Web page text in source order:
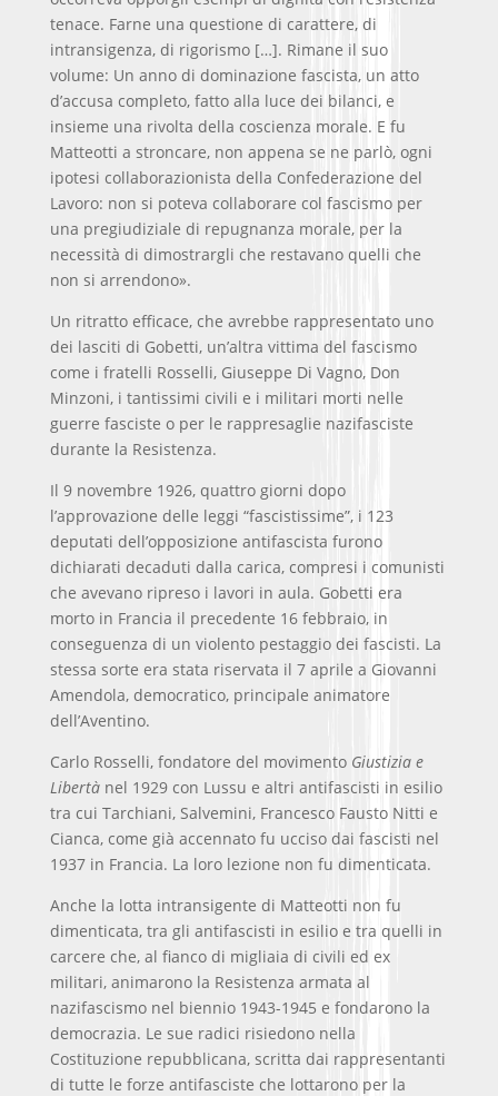
tenace. Farne una questione di carattere, di
intransigenza, di rigorismo […]. Rimane il suo
volume: Un anno di dominazione fascista, un atto
d’accusa completo, fatto alla luce dei bilanci, e
insieme una rivolta della coscienza morale. E fu
Matteotti a stroncare, non appena se ne parlò, ogni
ipotesi collaborazionista della Confederazione del
Lavoro: non si poteva collaborare col fascismo per
una pregiudiziale di repugnanza morale, per la
necessità di dimostrargli che restavano quelli che
non si arrendono».
Un ritratto efficace, che avrebbe rappresentato uno
dei lasciti di Gobetti, un’altra vittima del fascismo
come i fratelli Rosselli, Giuseppe Di Vagno, Don
Minzoni, i tantissimi civili e i militari morti nelle
guerre fasciste o per le rappresaglie nazifasciste
durante la Resistenza.
Il 9 novembre 1926, quattro giorni dopo
l’approvazione delle leggi “fascistissime”, i 123
deputati dell’opposizione antifascista furono
dichiarati decaduti dalla carica, compresi i comunisti
che avevano ripreso i lavori in aula. Gobetti era
morto in Francia il precedente 16 febbraio, in
conseguenza di un violento pestaggio dei fascisti. La
stessa sorte era stata riservata il 7 aprile a Giovanni
Amendola, democratico, principale animatore
dell’Aventino.
Carlo Rosselli, fondatore del movimento Giustizia e
Libertànel 1929 con Lussu e altri antifascisti in esilio
tra cui Tarchiani, Salvemini, Francesco Fausto Nitti e
Cianca, come già accennato fu ucciso dai fascisti nel
1937 in Francia. La loro lezione non fu dimenticata.
Anche la lotta intransigente di Matteotti non fu
dimenticata, tra gli antifascisti in esilio e tra quelli in
carcere che, al fianco di migliaia di civili ed ex
militari, animarono la Resistenza armata al
nazifascismo nel biennio 1943-1945 e fondarono la
democrazia. Le sue radici risiedono nella
Costituzione repubblicana, scritta dai rappresentanti
di tutte le forze antifasciste che lottarono per la